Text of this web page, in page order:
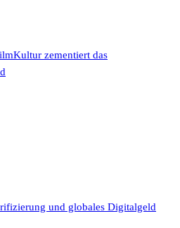
zementiert das
und globales Digitalgeld